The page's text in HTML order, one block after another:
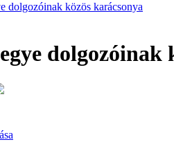
dolgozóinak közös karácsonya
dolgozóinak